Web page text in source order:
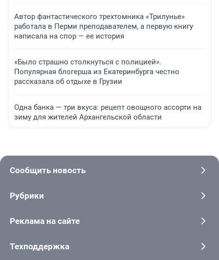
Автор фантастического трехтомника «Трилунье»
работала в Перми преподавателем, а первую книгу
написала на спор — ее история
«Было страшно столкнуться с полицией».
Популярная блогерша из Екатеринбурга честно
рассказала об отдыхе в Грузии
Одна банка — три вкуса: рецепт овощного ассорти на
зиму для жителей Архангельской области
Сообщить новость
Рубрики
Реклама на сайте
Техподдержка